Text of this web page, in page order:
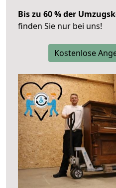
Bis zu 60 % der
finden Sie nur bei uns!
Kostenlose